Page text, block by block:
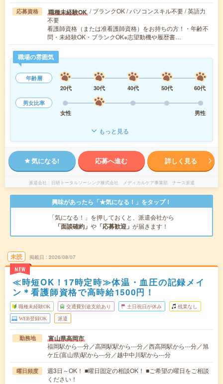
応募資格 職種未経験OK / ブランクOK / パソコンスキル不要 / 英語力
不要
看護師資格（または准看護師資格）をお持ちの方！・年齢不
問・未経験OK・ブランクOK※志望動機や履歴書…
職場の雰囲気
年齢層
20代
30代 40代 50代
60代
男女比率
女性
男性
もっと見る
気になる! 応募へ進む 詳しく見る
派遣会社 日研トータルソーシング株式会社 メディカルケア事業部 ナース派遣
興味があったら「★気になる！」をタップ！
「気になる！」を押しておくと、派遣会社から
「面談確約」 や 「応募歓迎」 が届きます！
未読
NEW
掲載日 2026/08/07
≪時短OK！17時定時≫体温・血圧の記録メイ
ン＊看護師資格で高時給1500円！
職種未経験OK 交通費別途支給あり 土日祝日が休み 残業なし
WEB登録OK 派遣
勤務地 富山県高岡市
福岡駅から---分／高岡駅駅から---分／西高岡駅から---分／旭
ケ丘(富山県)駅から---分／越中中川駅から---分
曜日頻度
週3日～OK！ ■曜日固定の相談OK！ ■ご希望の曜日をご相談
ください！